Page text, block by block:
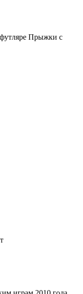
футляре Прыжки с